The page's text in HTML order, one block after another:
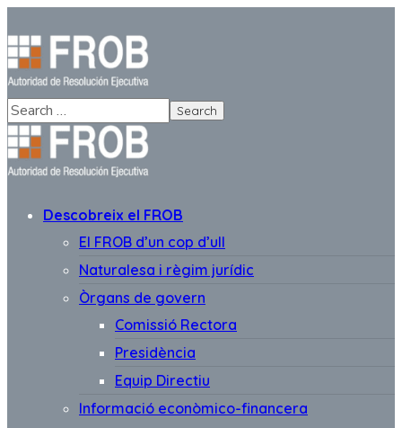
Descobreix el FROB
El FROB d’un cop d’ull
Naturalesa i règim jurídic
Òrgans de govern
Comissió Rectora
Presidència
Equip Directiu
Informació econòmico-financera